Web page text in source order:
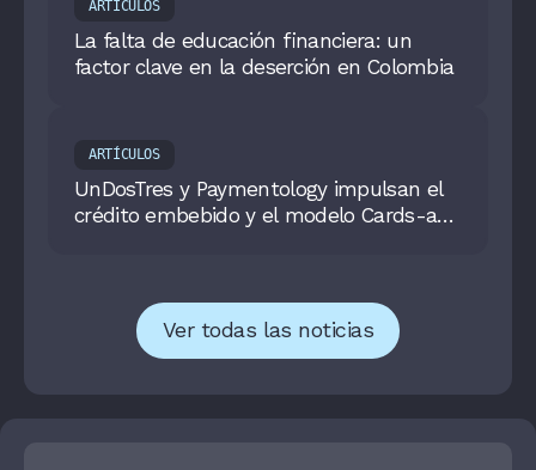
ARTÍCULOS
La falta de educación financiera: un
factor clave en la deserción en Colombia
ARTÍCULOS
UnDosTres y Paymentology impulsan el
crédito embebido y el modelo Cards-as-
Ver todas las noticias